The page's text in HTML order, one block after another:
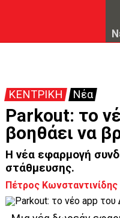
ΚΕΝΤΡΙΚΗ Νέα
Parkout: το
βοηθάει να
Η νέα εφαρμογή
στάθμευσης.
Πέτρος Κωνσταντινίδης